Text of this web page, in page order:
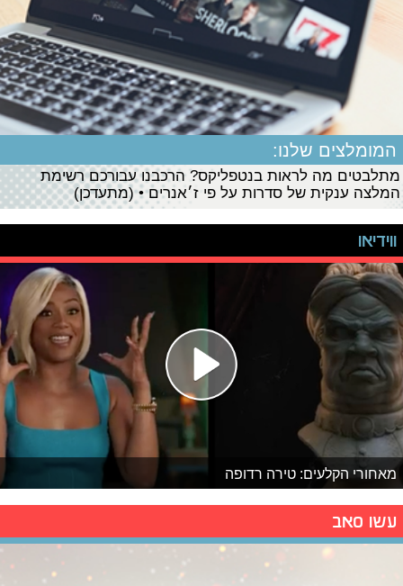
המומלצים שלנו:
מתלבטים מה לראות בנטפליקס? הרכבנו עבורכם רשימת
המלצה ענקית של סדרות על פי ז׳אנרים • (מתעדכן)
ווידיאו
מאחורי הקלעים: טירה רדופה
עשו סאב